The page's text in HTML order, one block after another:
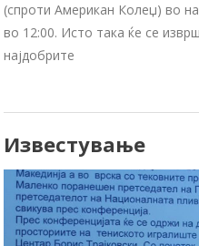
(спроти Американ Колеџ) во
во 12:00. Исто така ќе се
најдобрите
Известување